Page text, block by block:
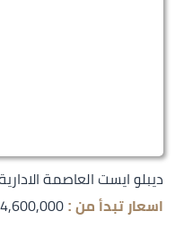
ديبلو ايست العاصمة
اسعار تبدأ من : 4,600,000 جنية